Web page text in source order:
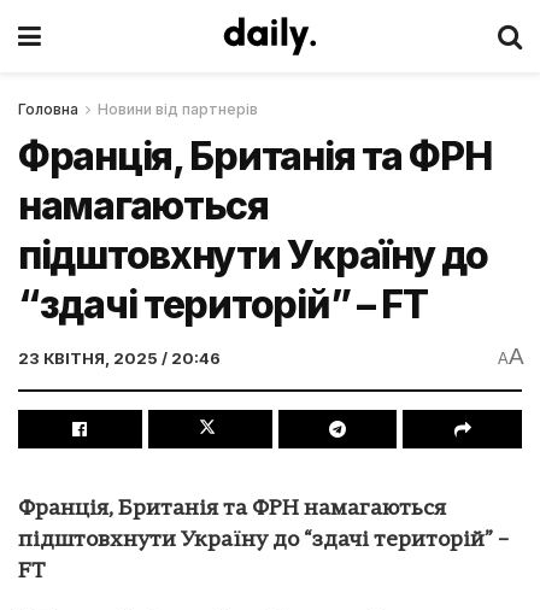
Головна Новини від партнерів
Франція, Британія та ФРН
намагаються
підштовхнути Україну до
“здачі територій” – FT
23 КВІТНЯ, 2025 / 20:46 AA
Франція, Британія та ФРН намагаються
підштовхнути Україну до “здачі територій” –
FT